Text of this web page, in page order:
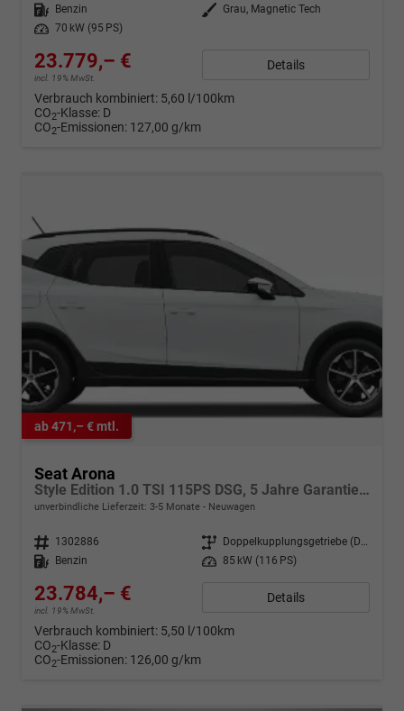
Kraftstoff
Benzin Außenfarbe
Grau, Magnetic Tech
Leistung
70 kW (95 PS)
23.779,– €
incl. 19% MwSt.
Details
Verbrauch kombiniert: 5,60 l/100km
CO2-Klasse: D
CO2-Emissionen: 127,00 g/km
ab 471,– € mtl.
Seat Arona
Style Edition 1.0 TSI 115PS DSG, 5 Jahre Garantie, Sitzheizung, Klima, ACC/Tempomat, M-Lederlenkrad, 16" Alufelgen, Rückfahrkamera, Parksensoren hinten, Radio 8,25"/Bluetooth + FULL-LINK, LED-Scheinwerfer/LED-Rückleuchten, Nebelscheinwerfer, 4x elektr. FH, Dachreling
unverbindliche Lieferzeit: 3-5 Monate Neuwagen
Fahrzeugnr. 1302886 Getriebe
Doppelkupplungsgetriebe (DSG)
Kraftstoff
Benzin Leistung 85 kW (116 PS)
23.784,– €
incl. 19% MwSt.
Details
Verbrauch kombiniert: 5,50 l/100km
CO2-Klasse: D
CO2-Emissionen: 126,00 g/km